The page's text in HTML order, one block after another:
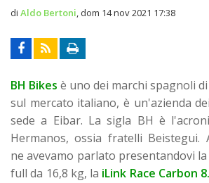
di Aldo Bertoni dom 14 nov 2021 17:38
BH Bikes è uno dei marchi spagnoli
sul mercato italiano, è un'azienda
sede a Eibar. La sigla BH è
Hermanos, ossia fratelli Beistegui.
ne avevamo parlato presentandovi
full da 16,8 kg, la iLink Race Carbon